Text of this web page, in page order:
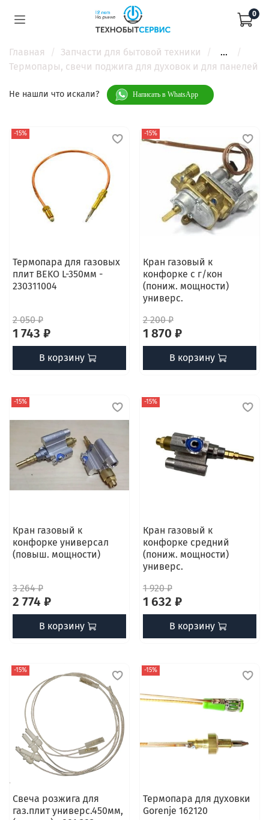
0
Главная Запчасти для бытовой техники
...
Термопары, свечи поджига для духовок и для панелей
Не нашли что искали? Написать в WhatsApp
-15%
Термопара для газовых
плит BEKO L-350мм -
230311004
2 050 ₽
1 743 ₽
В корзину
-15%
Кран газовый к
конфорке с г/кон
(пониж. мощности)
универс.
2 200 ₽
1 870 ₽
В корзину
-15%
Кран газовый к
конфорке универсал
(повыш. мощности)
3 264 ₽
2 774 ₽
В корзину
-15%
Кран газовый к
конфорке средний
(пониж. мощности)
универс.
1 920 ₽
1 632 ₽
В корзину
-15%
Свеча розжига для
газ.плит универс.450мм,
-15%
Термопара для духовки
Gorenje 162120